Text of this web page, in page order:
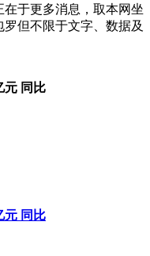
于更多消息，取本网坐
但不限于文字、数据及
元 同比
元 同比